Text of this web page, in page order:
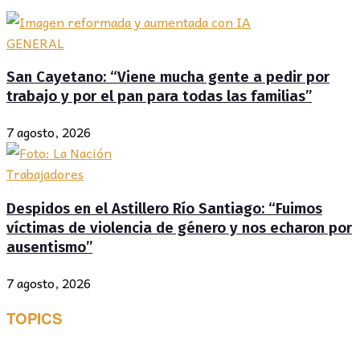
GENERAL
San Cayetano: “Viene mucha gente a pedir por
trabajo y por el pan para todas las familias”
7 agosto, 2026
Trabajadores
Despidos en el Astillero Río Santiago: “Fuimos
víctimas de violencia de género y nos echaron por
ausentismo”
7 agosto, 2026
TOPICS